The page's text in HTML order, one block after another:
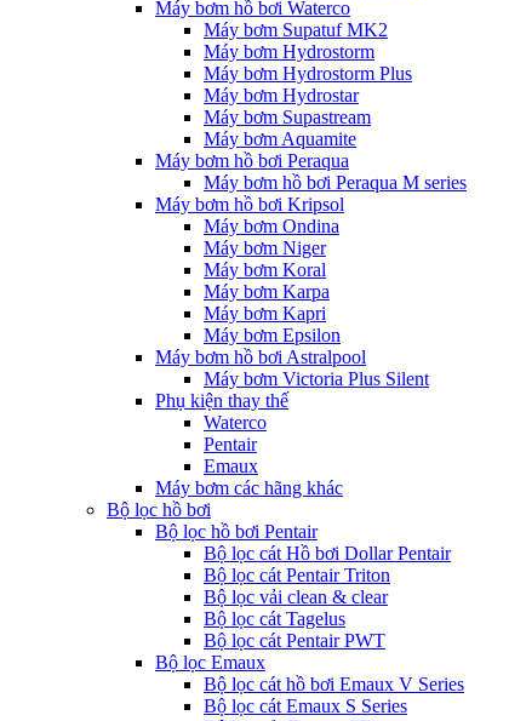
Máy bơm hồ bơi Waterco
Máy bơm Supatuf MK2
Máy bơm Hydrostorm
Máy bơm Hydrostorm Plus
Máy bơm Hydrostar
Máy bơm Supastream
Máy bơm Aquamite
Máy bơm hồ bơi Peraqua
Máy bơm hồ bơi Peraqua M series
Máy bơm hồ bơi Kripsol
Máy bơm Ondina
Máy bơm Niger
Máy bơm Koral
Máy bơm Karpa
Máy bơm Kapri
Máy bơm Epsilon
Máy bơm hồ bơi Astralpool
Máy bơm Victoria Plus Silent
Phụ kiện thay thế
Waterco
Pentair
Emaux
Máy bơm các hãng khác
Bộ lọc hồ bơi
Bộ lọc hồ bơi Pentair
Bộ lọc cát Hồ bơi Dollar Pentair
Bộ lọc cát Pentair Triton
Bộ lọc vải clean & clear
Bộ lọc cát Tagelus
Bộ lọc cát Pentair PWT
Bộ lọc Emaux
Bộ lọc cát hồ bơi Emaux V Series
Bộ lọc cát Emaux S Series